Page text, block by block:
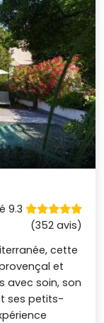
9.3
(352 avis)
cette
et
avec soin, son
ses petits-